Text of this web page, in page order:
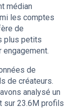
médian
les comptes
de
plus petits
engagement.
de
de créateurs.
analysé un
sur 23.6M profils